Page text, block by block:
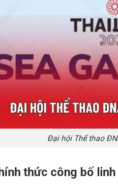
Đại hội Thể thao
thức công bố linh